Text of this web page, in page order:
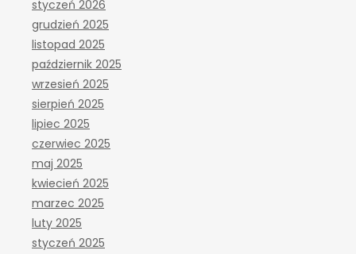
styczeń 2026
grudzień 2025
listopad 2025
październik 2025
wrzesień 2025
sierpień 2025
lipiec 2025
czerwiec 2025
maj 2025
kwiecień 2025
marzec 2025
luty 2025
styczeń 2025